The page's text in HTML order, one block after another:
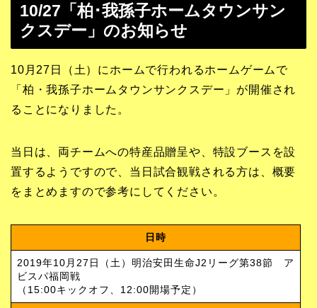
10/27「柏･我孫子ホームタウンサン
クスデー」のお知らせ
10月27日（土）にホームで行われるホームゲームで
「柏・我孫子ホームタウンサンクスデー」が開催され
ることになりました。
当日は、両チームへの特産品贈呈や、特設ブースを設
置するようですので、当日試合観戦される方は、概要
をまとめますので参考にしてください。
日時
2019年10月27日（土）明治安田生命J2リーグ第38節 ア
ビスパ福岡戦
（15:00キックオフ、12:00開場予定）